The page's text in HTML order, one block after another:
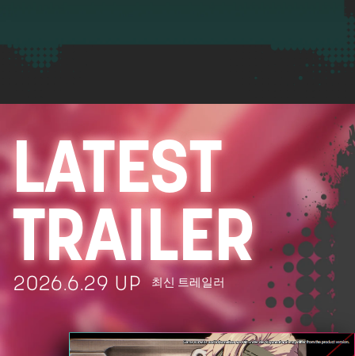
LATEST
TRAILER
최신 트레일러
2026.6.29 UP